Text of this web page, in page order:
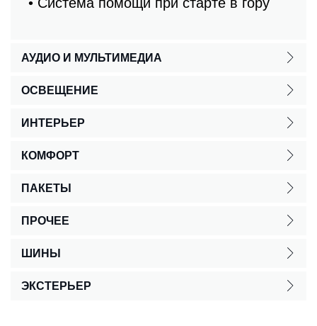
АУДИО И МУЛЬТИМЕДИА
ОСВЕЩЕНИЕ
ИНТЕРЬЕР
КОМФОРТ
ПАКЕТЫ
ПРОЧЕЕ
ШИНЫ
ЭКСТЕРЬЕР